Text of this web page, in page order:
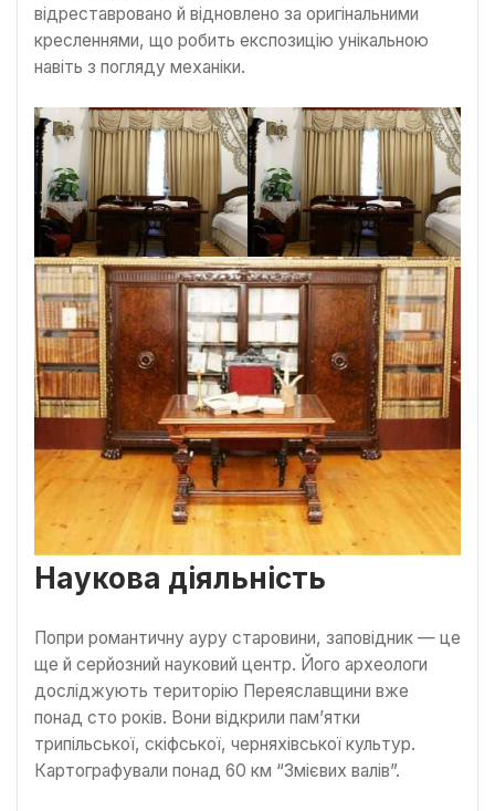
відреставровано й відновлено за оригінальними
кресленнями, що робить експозицію унікальною
навіть з погляду механіки.
Наукова діяльність
Попри романтичну ауру старовини, заповідник — це
ще й серйозний науковий центр. Його археологи
досліджують територію Переяславщини вже
понад сто років. Вони відкрили пам’ятки
трипільської, скіфської, черняхівської культур.
Картографували понад 60 км “Змієвих валів”.